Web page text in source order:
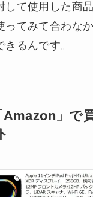
して使用した商
ってみて合わな
るんです。
」で